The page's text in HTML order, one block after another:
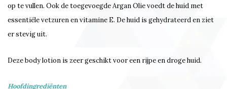
op te vullen. Ook de toegevoegde Argan Olie voedt de huid met
essentiële vetzuren en vitamine E. De huid is gehydrateerd en ziet
er stevig uit.
Deze body lotion is zeer geschikt voor een rijpe en droge huid.
Hoofdingrediënten